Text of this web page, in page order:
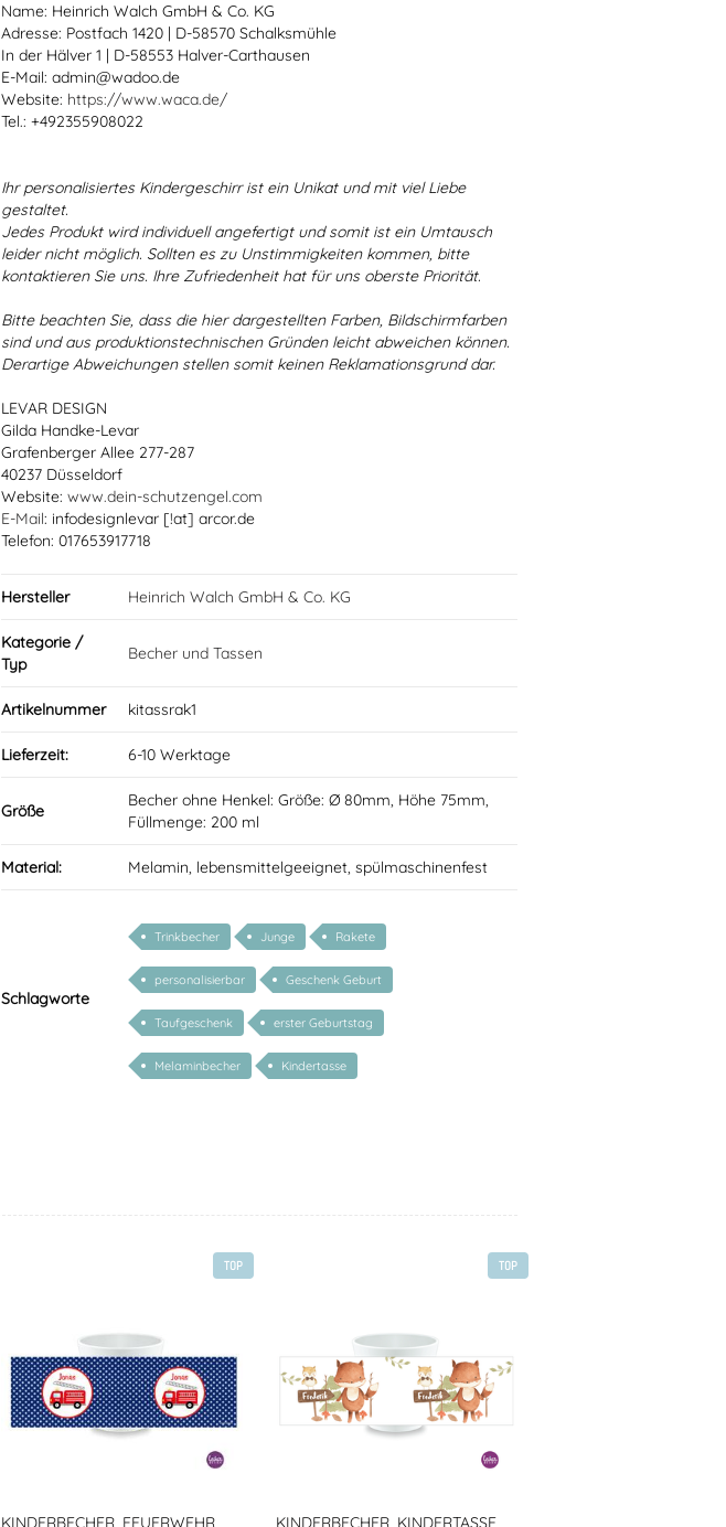
Name: Heinrich Walch GmbH & Co. KG
Adresse: Postfach 1420 | D-58570 Schalksmühle
In der Hälver 1 | D-58553 Halver-Carthausen
E-Mail: admin@wadoo.de
Website: https://www.waca.de/
Tel.: +492355908022
Ihr personalisiertes Kindergeschirr ist ein Unikat und mit viel Liebe
gestaltet.
Jedes Produkt wird individuell angefertigt und somit ist ein Umtausch
leider nicht möglich. Sollten es zu Unstimmigkeiten kommen, bitte
kontaktieren Sie uns. Ihre Zufriedenheit hat für uns oberste Priorität.
Bitte beachten Sie, dass die hier dargestellten Farben, Bildschirmfarben
sind und aus produktionstechnischen Gründen leicht abweichen können.
Derartige Abweichungen stellen somit keinen Reklamationsgrund dar.
LEVAR DESIGN
Gilda Handke-Levar
Grafenberger Allee 277-287
40237 Düsseldorf
Website: www.dein-schutzengel.com
E-Mail: infodesignlevar [!at] arcor.de
Telefon: 017653917718
Hersteller Heinrich Walch GmbH & Co. KG
Kategorie /
Typ
Becher und Tassen
Artikelnummer kitassrak1
Lieferzeit: 6-10 Werktage
Größe
Becher ohne Henkel: Größe: Ø 80mm, Höhe 75mm,
Füllmenge: 200 ml
Material: Melamin, lebensmittelgeeignet, spülmaschinenfest
Schlagworte
Trinkbecher Junge Rakete
personalisierbar Geschenk Geburt
Taufgeschenk erster Geburtstag
Melaminbecher Kindertasse
TOP
KINDERBECHER, FEUERWEHR
TOP
KINDERBECHER, KINDERTASSE